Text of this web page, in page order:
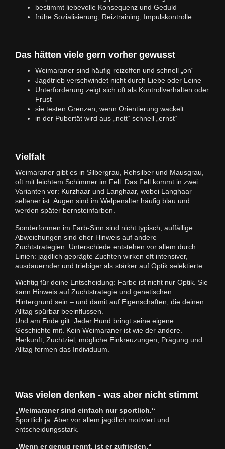
bestimmt liebevolle Konsequenz und Geduld
frühe Sozialisierung, Reiztraining, Impulskontrolle
Das hätten viele gern vorher gewusst
Weimaraner sind häufig reizoffen und schnell „on“
Jagdtrieb verschwindet nicht durch Liebe oder Leine
Unterforderung zeigt sich oft als Kontrollverhalten oder
Frust
sie testen Grenzen, wenn Orientierung wackelt
in der Pubertät wird aus „nett“ schnell „ernst“
Vielfalt
Weimaraner gibt es in Silbergrau, Rehsilber und Mausgrau,
oft mit leichtem Schimmer im Fell. Das Fell kommt in zwei
Varianten vor: Kurzhaar und Langhaar, wobei Langhaar
seltener ist. Augen sind im Welpenalter häufig blau und
werden später bernsteinfarben.
Sonderformen im Farb-Sinn sind nicht typisch, auffällige
Abweichungen sind eher Hinweis auf andere
Zuchtstrategien. Unterschiede entstehen vor allem durch
Linien: jagdlich geprägte Zuchten wirken oft intensiver,
ausdauernder und triebiger als stärker auf Optik selektierte.
Wichtig für deine Entscheidung: Farbe ist nicht nur Optik. Sie
kann Hinweis auf Zuchtstrategie und genetischen
Hintergrund sein – und damit auf Eigenschaften, die deinen
Alltag spürbar beeinflussen.
Und am Ende gilt: Jeder Hund bringt seine eigene
Geschichte mit. Kein Weimaraner ist wie der andere.
Herkunft, Zuchtziel, mögliche Einkreuzungen, Prägung und
Alltag formen das Individuum.
Was vielen denken - was aber nicht stimmt
„Weimaraner sind einfach nur sportlich.“
Sportlich ja. Aber vor allem jagdlich motiviert und
entscheidungsstark.
„Wenn er genug rennt, ist er zufrieden.“